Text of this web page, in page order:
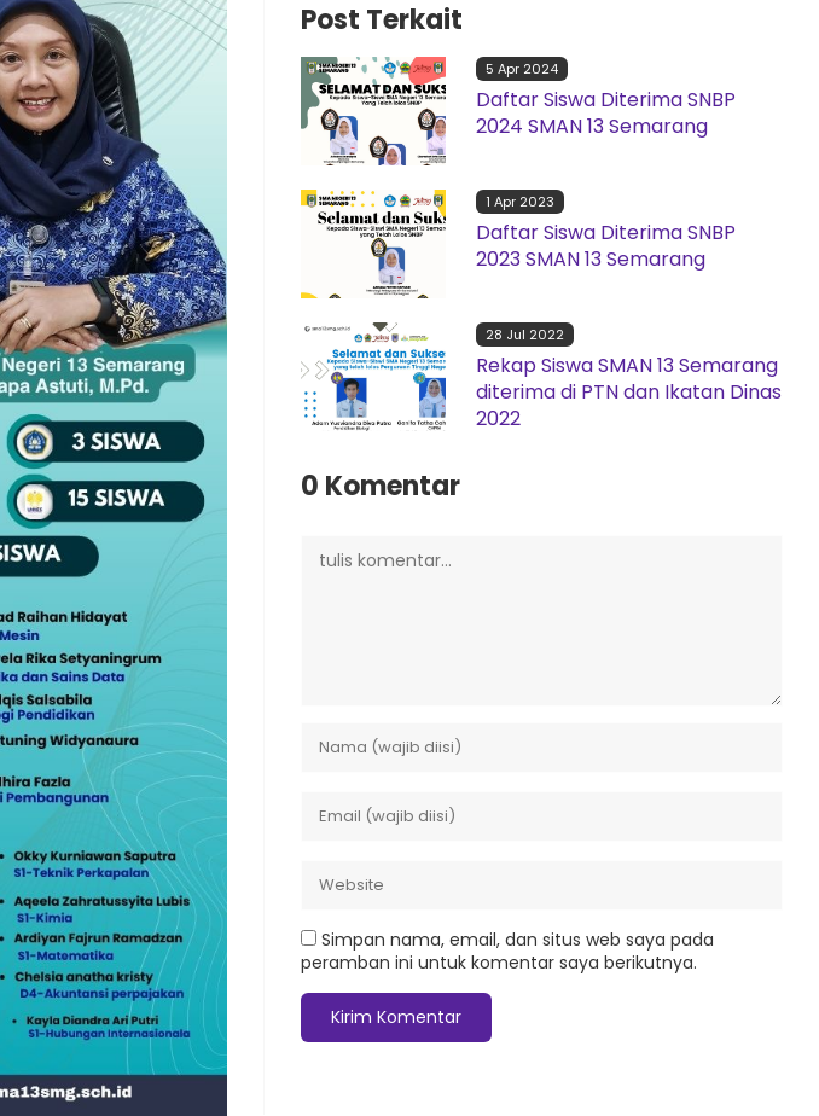
Post Terkait
5 Apr 2024
Daftar Siswa Diterima SNBP
2024 SMAN 13 Semarang
1 Apr 2023
Daftar Siswa Diterima SNBP
2023 SMAN 13 Semarang
28 Jul 2022
Rekap Siswa SMAN 13 Semarang
diterima di PTN dan Ikatan Dinas
2022
0 Komentar
Simpan nama, email, dan situs web saya pada
peramban ini untuk komentar saya berikutnya.